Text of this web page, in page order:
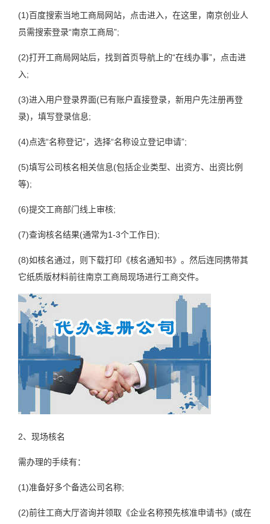
(1)百度搜索当地工商局网站，点击进入，在这里，南京创业人
员需搜索登录“南京工商局”;
(2)打开工商局网站后，找到首页导航上的“在线办事”，点击进
入;
(3)进入用户登录界面(已有账户直接登录，新用户先注册再登
录)，填写登录信息;
(4)点选“名称登记”，选择“名称设立登记申请”;
(5)填写公司核名相关信息(包括企业类型、出资方、出资比例
等);
(6)提交工商部门线上审核;
(7)查询核名结果(通常为1-3个工作日);
(8)如核名通过，则下载打印《核名通知书》。然后连同携带其
它纸质版材料前往南京工商局现场进行工商交件。
2、现场核名
需办理的手续有：
(1)准备好多个备选公司名称;
(2)前往工商大厅咨询并领取《企业名称预先核准申请书》(或在